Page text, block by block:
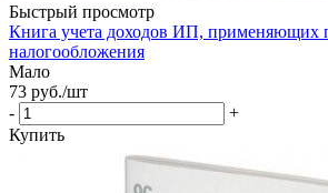
Быстрый просмотр
Книга учета доходов ИП, применяющих
налогообложения
Мало
73 руб./шт
-
+
Купить